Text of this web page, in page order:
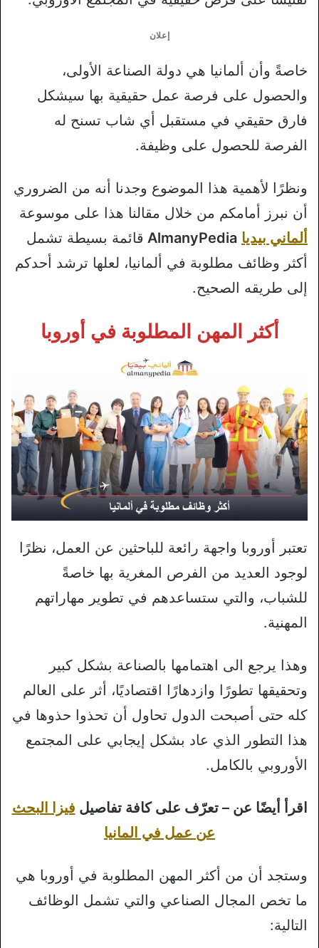
إعلان
خاصةً وأن ألمانيا هي دولة الصناعة الأولى،
والحصول على فرصة عمل حقيقية بها سيشكل
فارق حقيقي في مستقبل أي شاب تسنح له
الفرصة للحصول على وظيفة.
ونظرًا لأهمية هذا الموضوع وجدنا أنه من الضروري
أن نبرز أمامكم من خلال مقالنا هذا على موسوعة
ألماني بيديا AlmanyPedia قائمة بسيطة تشمل
أكثر وظائف مطلوبة في ألمانيا، لعلها ترشد أحدكم
إلى طريقه الصحيح.
أكثر المهن المطلوبة في أوروبا
تعتبر أوروبا واجهة رائعة للباحثين عن العمل، نظرًا
لوجود العديد من الفرص المغرية بها خاصةً
للشباب، والتي ستساعدهم في تطوير مهاراتهم
المهنية.
وهذا يرجع الى اهتمامها بالصناعة بشكل كبير
وتحقيقها تطورًا وازدهارًا اقتصاديًا، أثر على العالم
كله حتى أصبحت الدول تحاول أن تحذوا حذوها في
هذا التطور الذي عاد بشكل إيجابي على المجتمع
الأوروبي بالكامل.
اقرأ أيضًا عن – تعرّف على كافة تفاصيل فيزا البحث
عن عمل في المانيا
وستجد أن من أكثر المهن المطلوبة في أوروبا هي
ما تخص المجال الصناعي والتي تشمل الوظائف
التالية: